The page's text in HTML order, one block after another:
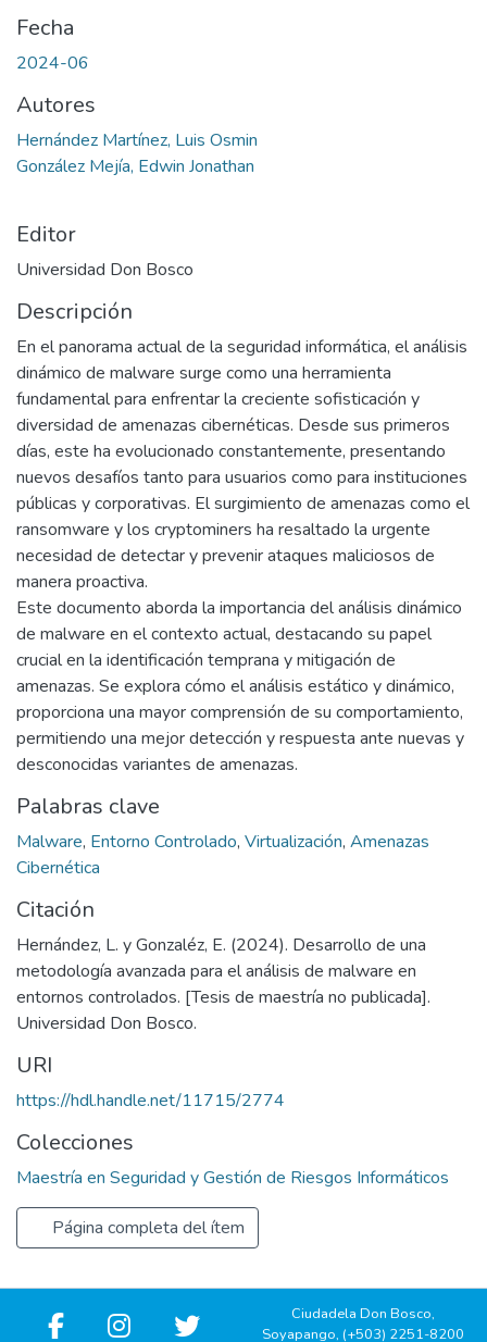
Fecha
2024-06
Autores
Hernández Martínez, Luis Osmin
González Mejía, Edwin Jonathan
Editor
Universidad Don Bosco
Descripción
En el panorama actual de la seguridad informática, el análisis
dinámico de malware surge como una herramienta
fundamental para enfrentar la creciente sofisticación y
diversidad de amenazas cibernéticas. Desde sus primeros
días, este ha evolucionado constantemente, presentando
nuevos desafíos tanto para usuarios como para instituciones
públicas y corporativas. El surgimiento de amenazas como el
ransomware y los cryptominers ha resaltado la urgente
necesidad de detectar y prevenir ataques maliciosos de
manera proactiva.
Este documento aborda la importancia del análisis dinámico
de malware en el contexto actual, destacando su papel
crucial en la identificación temprana y mitigación de
amenazas. Se explora cómo el análisis estático y dinámico,
proporciona una mayor comprensión de su comportamiento,
permitiendo una mejor detección y respuesta ante nuevas y
desconocidas variantes de amenazas.
Palabras clave
Malware, Entorno Controlado, Virtualización, Amenazas
Cibernética
Citación
Hernández, L. y Gonzaléz, E. (2024). Desarrollo de una
metodología avanzada para el análisis de malware en
entornos controlados. [Tesis de maestría no publicada].
Universidad Don Bosco.
URI
https://hdl.handle.net/11715/2774
Colecciones
Maestría en Seguridad y Gestión de Riesgos Informáticos
Página completa del ítem
Ciudadela Don Bosco,
Soyapango, (+503) 2251-8200